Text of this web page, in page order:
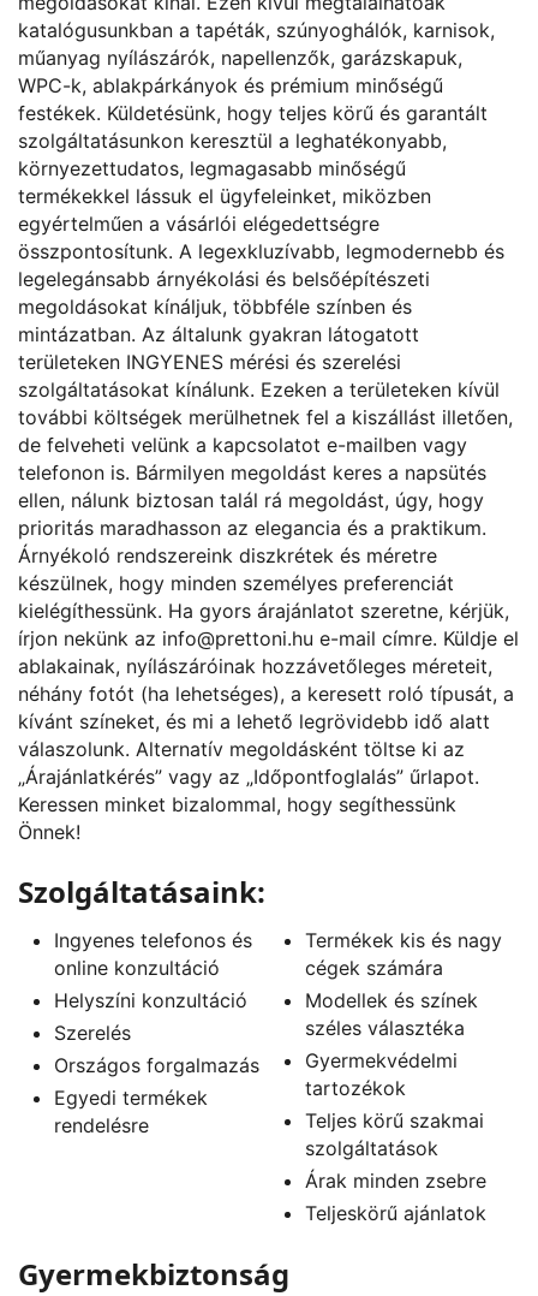
katalógusunkban a tapéták, szúnyoghálók, karnisok,
műanyag nyílászárók, napellenzők, garázskapuk,
WPC-k, ablakpárkányok és prémium minőségű
festékek. Küldetésünk, hogy teljes körű és garantált
szolgáltatásunkon keresztül a leghatékonyabb,
környezettudatos, legmagasabb minőségű
termékekkel lássuk el ügyfeleinket, miközben
egyértelműen a vásárlói elégedettségre
összpontosítunk. A legexkluzívabb, legmodernebb és
legelegánsabb árnyékolási és belsőépítészeti
megoldásokat kínáljuk, többféle színben és
mintázatban. Az általunk gyakran látogatott
területeken INGYENES mérési és szerelési
szolgáltatásokat kínálunk. Ezeken a területeken kívül
további költségek merülhetnek fel a kiszállást illetően,
de felveheti velünk a kapcsolatot e-mailben vagy
telefonon is. Bármilyen megoldást keres a napsütés
ellen, nálunk biztosan talál rá megoldást, úgy, hogy
prioritás maradhasson az elegancia és a praktikum.
Árnyékoló rendszereink diszkrétek és méretre
készülnek, hogy minden személyes preferenciát
kielégíthessünk. Ha gyors árajánlatot szeretne, kérjük,
írjon nekünk az info@prettoni.hu e-mail címre. Küldje el
ablakainak, nyílászáróinak hozzávetőleges méreteit,
néhány fotót (ha lehetséges), a keresett roló típusát, a
kívánt színeket, és mi a lehető legrövidebb idő alatt
válaszolunk. Alternatív megoldásként töltse ki az
„Árajánlatkérés” vagy az „Időpontfoglalás” űrlapot.
Keressen minket bizalommal, hogy segíthessünk
Önnek!
Szolgáltatásaink:
Ingyenes telefonos és
online konzultáció
Helyszíni konzultáció
Szerelés
Országos forgalmazás
Egyedi termékek
rendelésre
Termékek kis és nagy
cégek számára
Modellek és színek
széles választéka
Gyermekvédelmi
tartozékok
Teljes körű szakmai
szolgáltatások
Árak minden zsebre
Teljeskörű ajánlatok
Gyermekbiztonság